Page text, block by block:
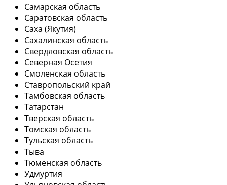
Самарская область
Саратовская область
Саха (Якутия)
Сахалинская область
Свердловская область
Северная Осетия
Смоленская область
Ставропольский край
Тамбовская область
Татарстан
Тверская область
Томская область
Тульская область
Тыва
Тюменская область
Удмуртия